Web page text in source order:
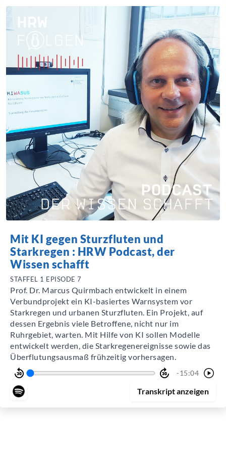
Mit KI gegen Sturzfluten und
Starkregen : HRW Podcast, der
Wissen schafft
STAFFEL 1 EPISODE 7
Prof. Dr. Marcus Quirmbach entwickelt in einem
Verbundprojekt ein KI-basiertes Warnsystem vor
Starkregen und urbanen Sturzfluten. Ein Projekt, auf
dessen Ergebnis viele Betroffene, nicht nur im
Ruhrgebiet, warten. Mit Hilfe von KI sollen Modelle
entwickelt werden, die Starkregenereignisse sowie das
Überflutungsausmaß frühzeitig vorhersagen.
-15:04
Transkriptanzeigen